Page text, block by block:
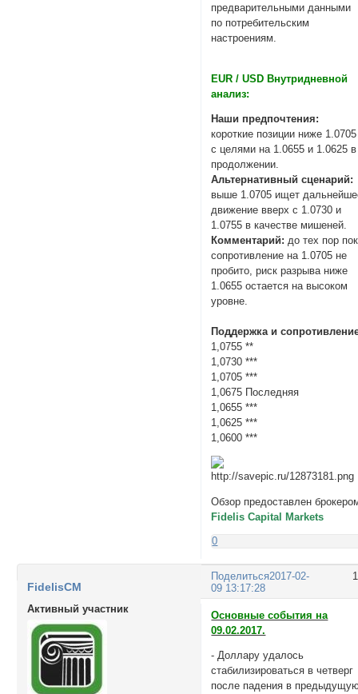
предварительными данными
по потребительским
настроениям.
EUR / USD Внутридневной
анализ:
Наши предпочтения:
короткие позиции ниже 1.0705
с целями на 1.0655 и 1.0625 в
продолжении.
Альтернативный сценарий:
выше 1.0705 ищет
движение вверх с 1.0730 и
1.0755 в качестве мишеней.
Комментарий: до тех пор
сопротивление на 1.0705 не
пробито, риск разрыва ниже
1.0655 остается на высоком
уровне.
Поддержка и
1,0755 **
1,0730 ***
1,0705 ***
1,0675 Последняя
1,0655 ***
1,0625 ***
1,0600 ***
Обзор предоставлен
Fidelis Capital Markets
0
Поделиться2017-02-
09 13:17:28
FidelisCM
Активный участник
Основные события на
09.02.2017.
- Доллару удалось
стабилизироваться в четверг
после падения в